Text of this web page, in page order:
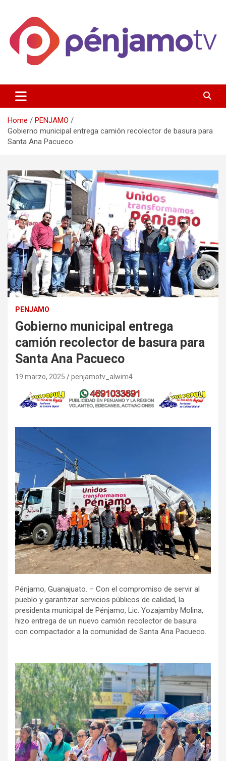
content
Penjamotv
Gto y la region.
Home
PENJAMO
Gobierno municipal entrega camión recolector de basura para
Santa Ana Pacueco
PENJAMO
Gobierno municipal entrega
camión recolector de basura para
Santa Ana Pacueco
19 marzo, 2025 penjamotv_alwim4
Pénjamo, Guanajuato. – Con el compromiso de servir al
pueblo y garantizar servicios públicos de calidad, la
presidenta municipal de Pénjamo, Lic. Yozajamby Molina,
hizo entrega de un nuevo camión recolector de basura
con compactador a la comunidad de Santa Ana Pacueco.